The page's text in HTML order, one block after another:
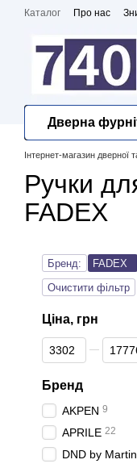
Перейти до основного
Каталог Про нас
Дверна
Інтернет-магазин дверної
Ручки
FADEX
Бренд:
FADEX
Очистити фільтр
Ціна, грн
Від Ціна, грн
До Ціна, грн
Бренд
AKPEN 9
APRILE 22
DND by